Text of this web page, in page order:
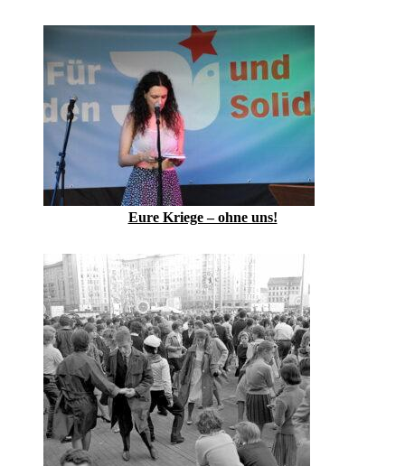
Eure Kriege – ohne uns!